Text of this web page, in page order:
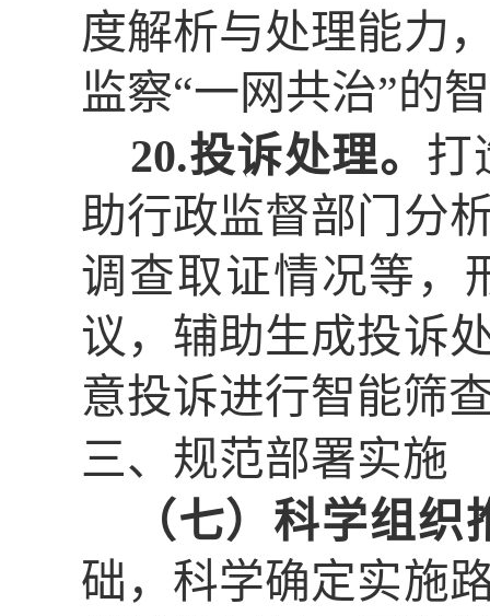
度解析与处理能力
监察“一网共治”的
20.投诉处理。 打
助行政监督部门分
调查取证情况等，
议，辅助生成投诉
意投诉进行智能筛
三、规范部署实施
（七）科学组织
础，科学确定实施